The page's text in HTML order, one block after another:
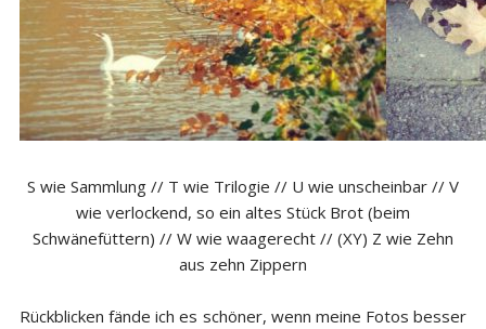
S wie Sammlung // T wie Trilogie // U wie unscheinbar // V
wie verlockend, so ein altes Stück Brot (beim
Schwänefüttern) // W wie waagerecht // (XY) Z wie Zehn
aus zehn Zippern
Rückblicken fände ich es schöner, wenn meine Fotos besser